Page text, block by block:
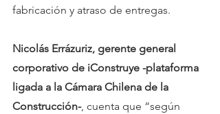
fabricación y atraso de entregas.
Nicolás Errázuriz, gerente general
corporativo de iConstruye -plataforma
ligada a la Cámara Chilena de la
Construcción-, cuenta que “según